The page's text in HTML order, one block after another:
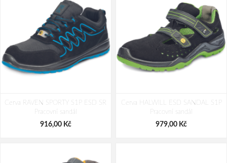
Cerva RAVEN SPORTY S1P ESD SR
Pracovní sandál
916,00 Kč
Cerva HALWILL ESD SANDAL S1P
Pracovní sandál
979,00 Kč